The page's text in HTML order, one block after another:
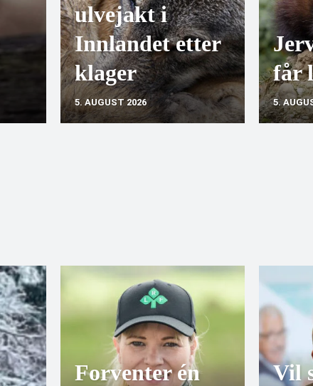
ulvejakt i
Innlandet etter
klager
5. AUGUST 2026
får
5.
Forventer én
Vil